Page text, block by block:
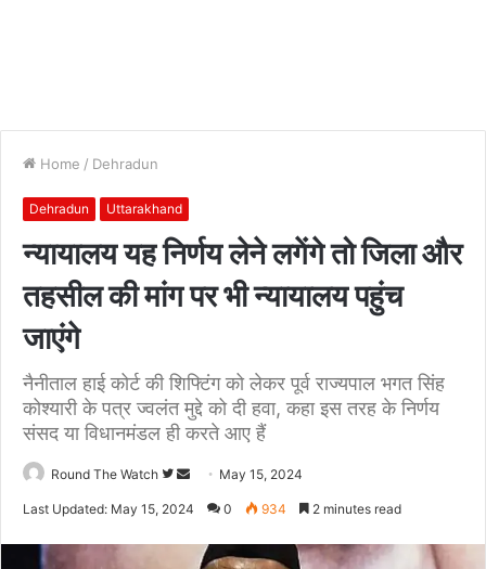
Home / Dehradun
Dehradun Uttarakhand
न्यायालय यह निर्णय लेने लगेंगे तो जिला और
तहसील की मांग पर भी न्यायालय पहुंच
जाएंगे
नैनीताल हाई कोर्ट की शिफ्टिंग को लेकर पूर्व राज्यपाल भगत सिंह
कोश्यारी के पत्र ज्वलंत मुद्दे को दी हवा, कहा इस तरह के निर्णय
संसद या विधानमंडल ही करते आए हैं
Round The Watch
Follow
Send May 15, 2024
Last Updated: May 15, 2024 0 934 2 minutes read